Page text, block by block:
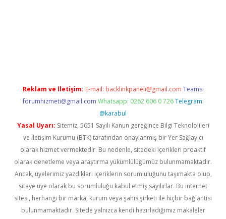
Reklam ve İletişim: E-mail: backlinkpaneli@gmail.com Teams:
forumhizmeti@gmail.com Whatsapp: 0262 606 0 726 Telegram:
@karabul
Yasal Uyarı: Sitemiz, 5651 Sayılı Kanun gereğince Bilgi Teknolojileri
ve İletişim Kurumu (BTK) tarafından onaylanmış bir Yer Sağlayıcı
olarak hizmet vermektedir. Bu nedenle, sitedeki içerikleri proaktif
olarak denetleme veya araştırma yükümlülüğümüz bulunmamaktadır.
Ancak, üyelerimiz yazdıkları içeriklerin sorumluluğunu taşımakta olup,
siteye üye olarak bu sorumluluğu kabul etmiş sayılırlar. Bu internet
sitesi, herhangi bir marka, kurum veya şahıs şirketi ile hiçbir bağlantısı
bulunmamaktadır. Sitede yalnızca kendi hazırladığımız makaleler